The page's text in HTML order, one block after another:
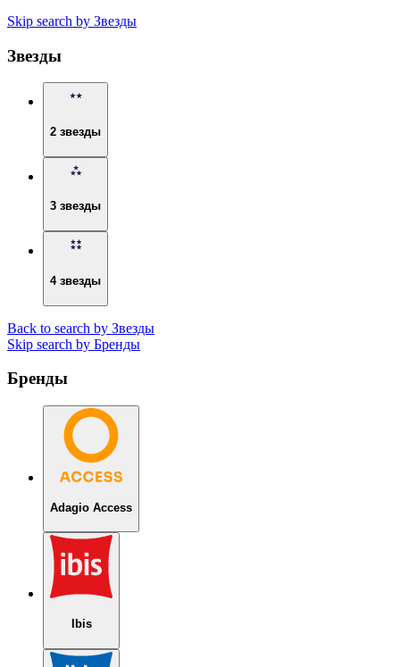
Skip search by Звезды
Звезды
2 звезды
3 звезды
4 звезды
Back to search by Звезды
Skip search by Бренды
Бренды
Adagio Access
Ibis